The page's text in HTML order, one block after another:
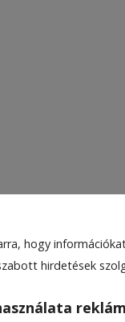
hogy
hirdetések